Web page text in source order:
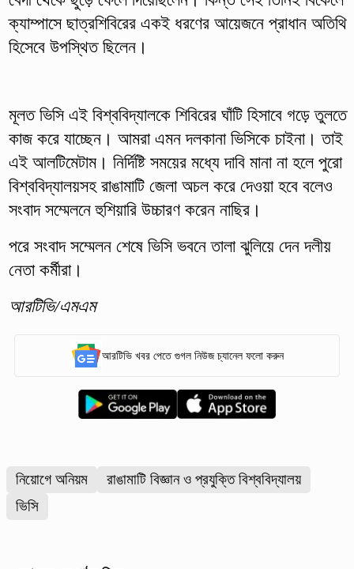
ক্যাম্পাসে ছাত্রশিবিরের একই ধরণের আয়েজনে প্রাধান অতিথি
হিসেবে উপস্থিত ছিলেন।
মূলত ভিসি এই বিশ্ববিদ্যালকে শিবিরের ঘাঁটি হিসাবে গড়ে তুলতে
কাজ করে যাচ্ছেন। আমরা এমন দলকানা ভিসিকে চাইনা। তাই
এই আলটিমেটাম। নির্দিষ্টি সময়ের মধ্যে দাবি মানা না হলে পুরো
বিশ্ববিদ্যালয়সহ রাঙামাটি জেলা অচল করে দেওয়া হবে বলেও
সংবাদ সম্মেলনে হুশিয়ারি উচ্চারণ করেন নাছির।
পরে সংবাদ সম্মেলন শেষে ভিসি ভবনে তালা ঝুলিয়ে দেন দলীয়
নেতা কর্মীরা।
আরটিভি/এমএম
আরটিভি খবর পেতে গুগল নিউজ চ্যানেল ফলো করুন
নিয়োগে অনিয়ম
রাঙামাটি বিজ্ঞান ও প্রযুক্তি বিশ্ববিদ্যালয়
ভিসি